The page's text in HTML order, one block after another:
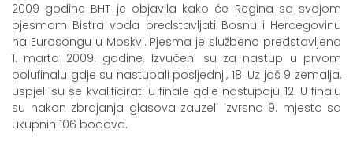
2009 godine BHT je objavila kako će Regina sa svojom
pjesmom Bistra voda predstavljati Bosnu i Hercegovinu
na Eurosongu u Moskvi. Pjesma je službeno predstavljena
1. marta 2009. godine. Izvučeni su za nastup u prvom
polufinalu gdje su nastupali posljednji, 18. Uz još 9 zemalja,
uspjeli su se kvalificirati u finale gdje nastupaju 12. U finalu
su nakon zbrajanja glasova zauzeli izvrsno 9. mjesto sa
ukupnih 106 bodova.